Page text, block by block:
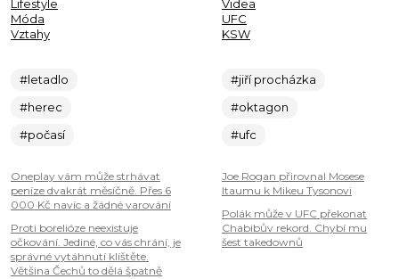
Lifestyle
Móda
Vztahy
#letadlo
#herec
#počasí
Oneplay vám může strhávat
peníze dvakrát měsíčně. Přes 6
000 Kč navíc a žádné varování
Proti borelióze neexistuje
očkování. Jediné, co vás chrání, je
správné vytáhnutí klíštěte.
Většina Čechů to dělá špatně
Videa
UFC
KSW
#jiří procházka
#oktagon
#ufc
Joe Rogan přirovnal Mosese
Itaumu k Mikeu Tysonovi
Polák může v UFC překonat
Chabibův rekord. Chybí mu
šest takedownů